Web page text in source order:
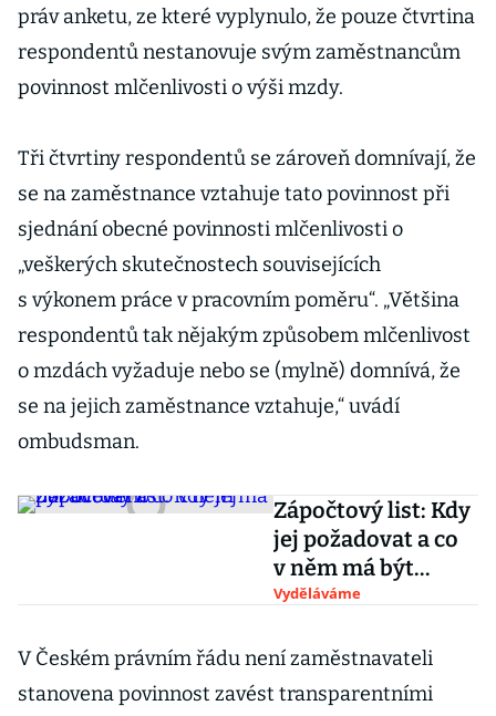
práv anketu, ze které vyplynulo, že pouze čtvrtina
respondentů nestanovuje svým zaměstnancům
povinnost mlčenlivosti o výši mzdy.
Tři čtvrtiny respondentů se zároveň domnívají, že
se na zaměstnance vztahuje tato povinnost při
sjednání obecné povinnosti mlčenlivosti o
„veškerých skutečnostech souvisejících
s výkonem práce v pracovním poměru“. „Většina
respondentů tak nějakým způsobem mlčenlivost
o mzdách vyžaduje nebo se (mylně) domnívá, že
se na jejich zaměstnance vztahuje,“ uvádí
ombudsman.
Zápočtový list: Kdy
jej požadovat a co
v něm má být
uvedeno
Vyděláváme
V Českém právním řádu není zaměstnavateli
stanovena povinnost zavést transparentními